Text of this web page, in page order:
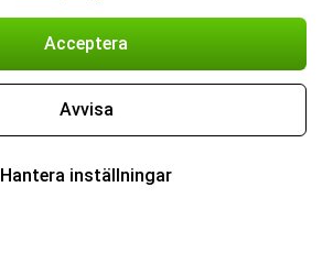
Acceptera
Avvisa
Hantera inställningar